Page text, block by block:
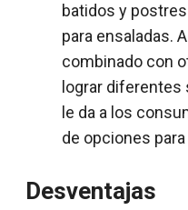
batidos y
para ensaladas.
combinado con
lograr diferentes
le da a los
de opciones
Desventajas